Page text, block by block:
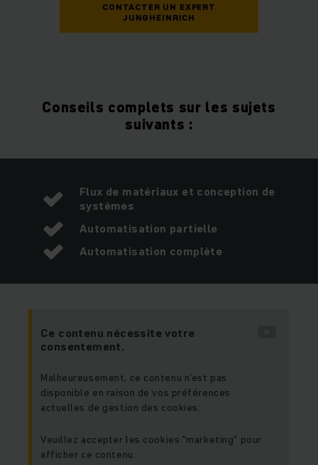
CONTACTER UN EXPERT
JUNGHEINRICH
Conseils complets sur les sujets
suivants :
Flux de matériaux et conception de
systèmes
Automatisation partielle
Automatisation complète
Ce contenu nécessite votre
consentement.
Malheureusement, ce contenu n'est pas
disponible en raison de vos préférences
actuelles de gestion des cookies.
Veuillez accepter les cookies "marketing" pour
afficher ce contenu.